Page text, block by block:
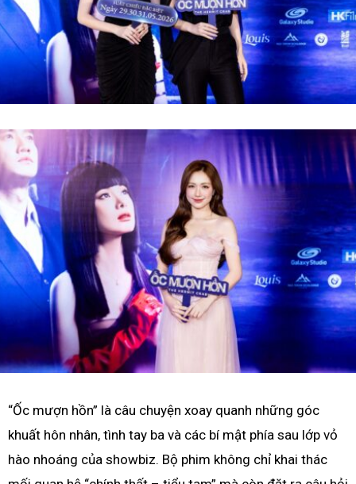
“Ốc mượn hồn” là câu chuyện xoay quanh những góc
khuất hôn nhân, tình tay ba và các bí mật phía sau lớp vỏ
hào nhoáng của showbiz. Bộ phim không chỉ khai thác